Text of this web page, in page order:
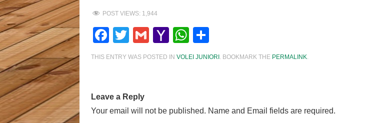
POST VIEWS: 1,944
Facebook
Twitter
GmailYahoo
Mail
WhatsApp
THIS ENTRY WAS POSTED IN VOLEI JUNIORI . BOOKMARK THE PERMALINK.
Leave a Reply
Your email will not be published. Name and Email fields are required.